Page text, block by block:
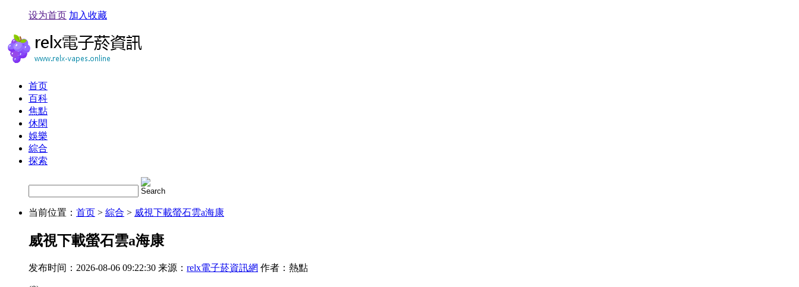
设为首页 加入收藏
首页
百科
焦點
休閑
娛樂
綜合
探索
当前位置： 首页 > 綜合 > 威視下載螢石雲a海康
威視下載螢石雲a海康
发布时间：2026-08-06 09:22:30 来源： relx電子菸資訊網 作者：熱點